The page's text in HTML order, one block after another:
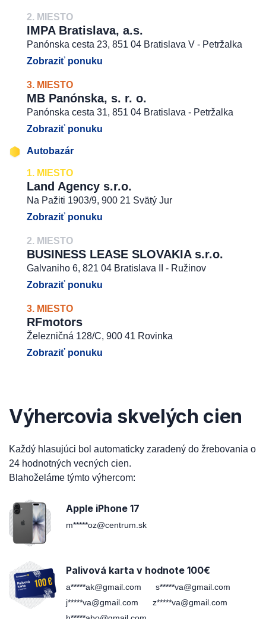
2. MIESTO
IMPA Bratislava, a.s.
Panónska cesta 23, 851 04 Bratislava V - Petržalka
Zobraziť ponuku
3. MIESTO
MB Panónska, s. r. o.
Panónska cesta 31, 851 04 Bratislava - Petržalka
Zobraziť ponuku
Autobazár
1. MIESTO
Land Agency s.r.o.
Na Pažiti 1903/9, 900 21 Svätý Jur
Zobraziť ponuku
2. MIESTO
BUSINESS LEASE SLOVAKIA s.r.o.
Galvaniho 6, 821 04 Bratislava II - Ružinov
Zobraziť ponuku
3. MIESTO
RFmotors
Železničná 128/C, 900 41 Rovinka
Zobraziť ponuku
Výhercovia skvelých cien
Každý hlasujúci bol automaticky zaradený do žrebovania o
24 hodnotných vecných cien.
Blahoželáme týmto výhercom:
Apple iPhone 17
m*****oz@centrum.sk
Palivová karta v hodnote 100€
a*****ak@gmail.com
s*****va@gmail.com
j*****va@gmail.com
z*****va@gmail.com